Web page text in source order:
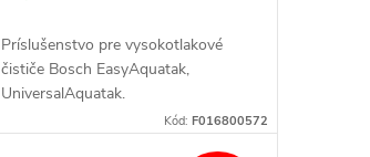
Príslušenstvo pre vysokotlakové
čističe Bosch EasyAquatak,
UniversalAquatak.
Kód: F016800572